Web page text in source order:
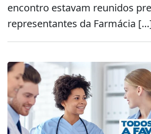
encontro estavam reunidos
representantes da Farmácia